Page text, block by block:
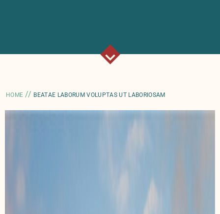
HOME // BEATAE LABORUM VOLUPTAS UT LABORIOSAM